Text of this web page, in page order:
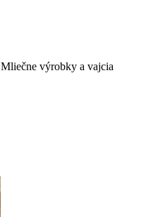
Mliečne výrobky a vajcia